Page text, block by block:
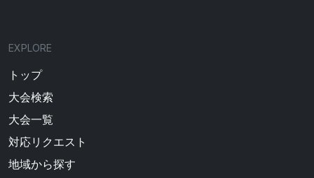
EXPLORE
トップ
大会検索
大会一覧
対応リクエスト
地域から探す